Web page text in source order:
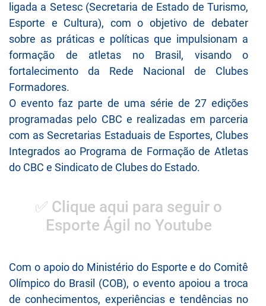
ligada a Setesc (Secretaria de Estado de Turismo,
Esporte e Cultura), com o objetivo de debater
sobre as práticas e políticas que impulsionam a
formação de atletas no Brasil, visando o
fortalecimento da Rede Nacional de Clubes
Formadores.
O evento faz parte de uma série de 27 edições
programadas pelo CBC e realizadas em parceria
com as Secretarias Estaduais de Esportes, Clubes
Integrados ao Programa de Formação de Atletas
do CBC e Sindicato de Clubes do Estado.
✅ Clique aqui para seguir o
Esporte Ágil no Youtube
Com o apoio do Ministério do Esporte e do Comitê
Olímpico do Brasil (COB), o evento apoiou a troca
de conhecimentos, experiências e tendências no